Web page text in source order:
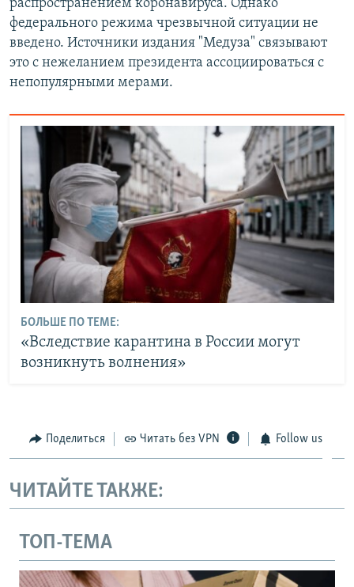
распространением коронавируса. Однако
федерального режима чрезвычной ситуации не
введено. Источники издания "Медуза" связывают
это с нежеланием президента ассоциироваться с
непопулярными мерами.
БОЛЬШЕ ПО ТЕМЕ:
«Вследствие карантина в России могут
возникнуть волнения»
Поделиться Читать без VPN Follow us
ЧИТАЙТЕ ТАКЖЕ:
ТОП-ТЕМА